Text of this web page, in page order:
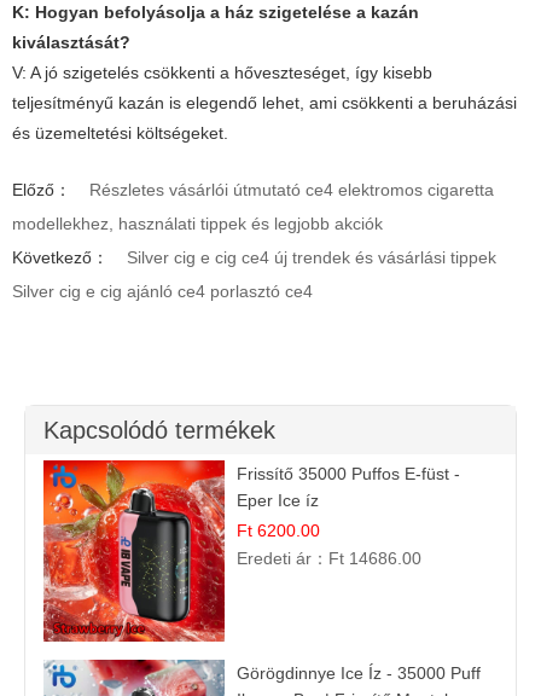
K: Hogyan befolyásolja a ház szigetelése a kazán
kiválasztását?
V: A jó szigetelés csökkenti a hőveszteséget, így kisebb
teljesítményű kazán is elegendő lehet, ami csökkenti a beruházási
és üzemeltetési költségeket.
Előző：
Részletes vásárlói útmutató ce4 elektromos cigaretta
modellekhez, használati tippek és legjobb akciók
Következő：
Silver cig e cig ce4 új trendek és vásárlási tippek
Silver cig e cig ajánló ce4 porlasztó ce4
Kapcsolódó termékek
Frissítő 35000 Puffos E-füst -
Eper Ice íz
Ft 6200.00
Eredeti ár： Ft 14686.00
Görögdinnye Ice Íz - 35000 Puff